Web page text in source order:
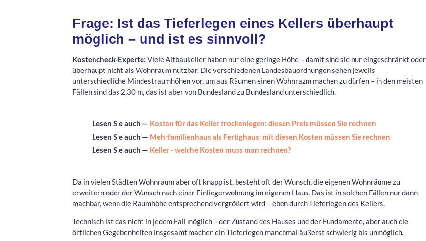
Frage: Ist das Tieferlegen eines Kellers überhaupt
möglich – und ist es sinnvoll?
Kostencheck-Experte: Viele Altbaukeller haben nur eine geringe Höhe – damit sind sie nur eingeschränkt oder
überhaupt nicht als Wohnraum nutzbar. Die verschiedenen Landesbauordnungen sehen jeweils
unterschiedliche Mindestraumhöhen vor, um aus Räumen einen Wohnrazm machen zu dürfen – in den meisten
Fällen sind das 2,30 m, das ist aber von Bundesland zu Bundesland unterschiedlich.
Lesen Sie auch — Kosten für das Keller trockenlegen: diesen Preis müssen Sie rechnen
Lesen Sie auch — Mehrfamilienhaus als Fertighaus: mit diesen Kosten müssen Sie rechnen
Lesen Sie auch — Keller - welche Kosten muss man rechnen?
Da in vielen Städten Wohnraum aber oft knapp ist, besteht oft der Wunsch, die eigenen Wohnräume zu
erweitern oder der Wunsch nach einer Einliegerwohnung im eigenen Haus. Das ist in solchen Fällen nur dann
machbar, wenn die Raumhöhe entsprechend vergrößert wird – eben durch Tieferlegen des Kellers.
Technisch ist das nicht in jedem Fall möglich – der Zustand des Hauses und der Fundamente, aber auch die
örtlichen Gegebenheiten insgesamt machen ein Tieferlegen manchmal äußerst schwierig bis unmöglich.